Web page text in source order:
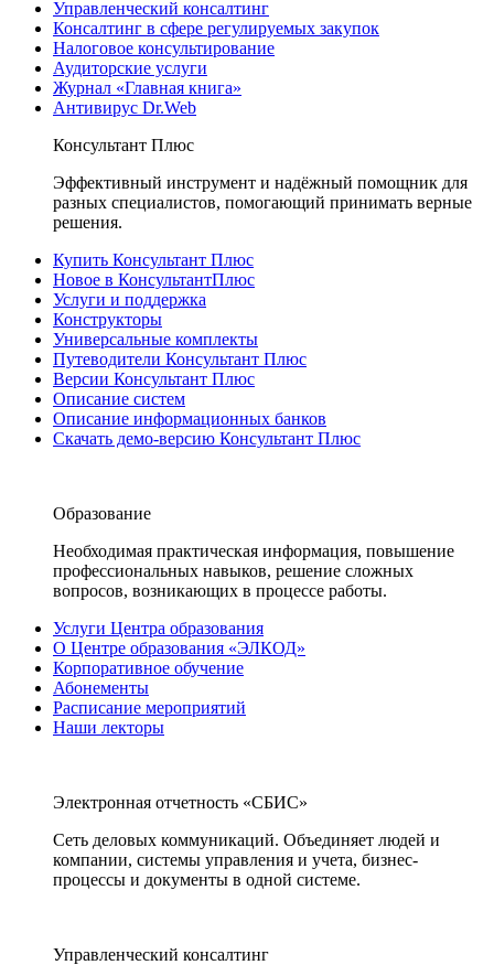
Управленческий консалтинг
Консалтинг в сфере регулируемых закупок
Налоговое консультирование
Аудиторские услуги
Журнал «Главная книга»
Антивирус Dr.Web
Консультант Плюс
Эффективный инструмент и надёжный помощник для
разных специалистов, помогающий принимать верные
решения.
Купить Консультант Плюс
Новое в КонсультантПлюс
Услуги и поддержка
Конструкторы
Универсальные комплекты
Путеводители Консультант Плюс
Версии Консультант Плюс
Описание систем
Описание информационных банков
Скачать демо-версию Консультант Плюс
Образование
Необходимая практическая информация, повышение
профессиональных навыков, решение сложных
вопросов, возникающих в процессе работы.
Услуги Центра образования
О Центре образования «ЭЛКОД»
Корпоративное обучение
Абонементы
Расписание мероприятий
Наши лекторы
Электронная отчетность «СБИС»
Сеть деловых коммуникаций. Объединяет людей и
компании, системы управления и учета, бизнес-
процессы и документы в одной системе.
Управленческий консалтинг